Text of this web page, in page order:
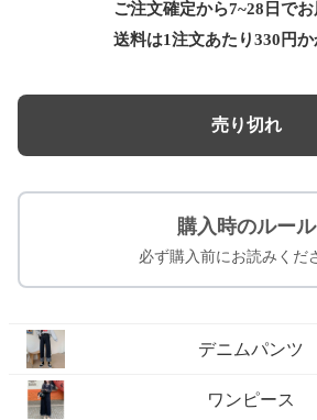
ご注文確定から7~28日で
送料は1注文あたり330 円
売り切れ
購入時のルール
必ず購入前にお読みくだ
デニムパンツ
ワンピース